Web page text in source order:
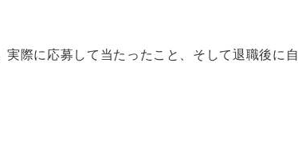
際に応募して当たったこと、そして退職後に自